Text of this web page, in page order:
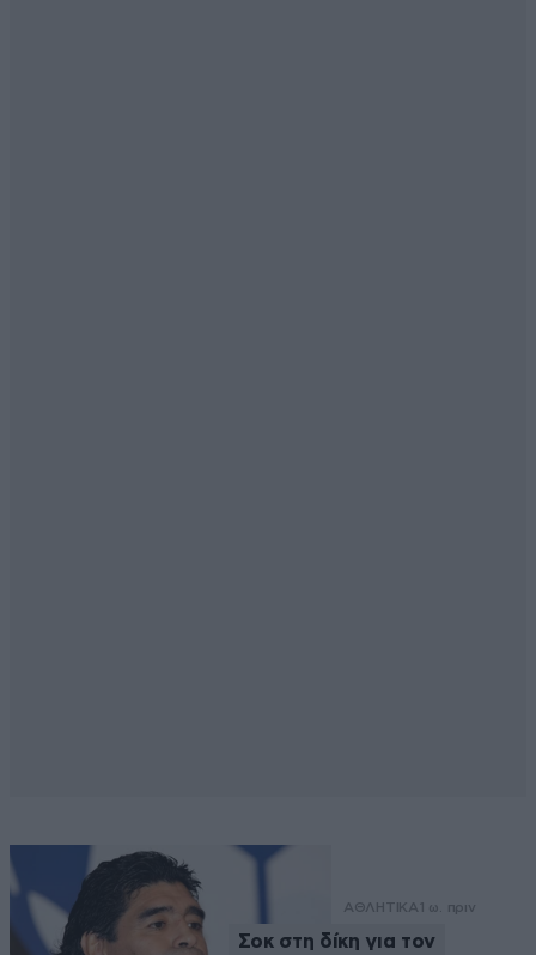
ΑΘΛΗΤΙΚΑ 1 ω. πριν
Σοκ στη δίκη για τον